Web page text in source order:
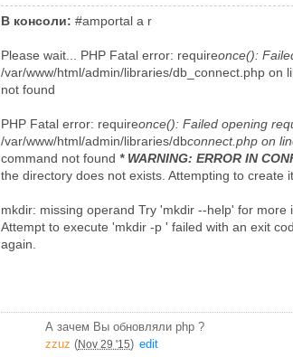
В консоли: #amportal a r
Please wait... PHP Fatal error: requireonce():
/var/www/html/admin/libraries/db_connect.php on
not found
PHP Fatal error: requireonce(): Failed opening
/var/www/html/admin/libraries/dbconnect.php on
command not found * WARNING: ERROR IN
the directory does not exists. Attempting to create
mkdir: missing operand Try 'mkdir --help' for more
Attempt to execute 'mkdir -p ' failed with an exit
again.
А зачем Вы обновляли php ?
zzuz (Nov 29 '15) edit